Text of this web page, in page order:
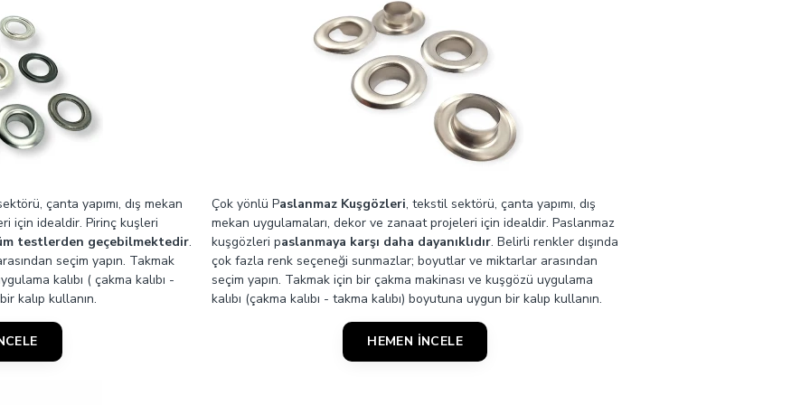
kuşgözleri; tekstil, deri, çanta, ayakkabı ve aksesuar üretimlerinde daha dayanıklı metal kuşgözü seçeneği arayan
benzeri uygulamalarda metal aksesuarın daha uzun süre düzgün görünmesi isteniyorsa paslanmaz malzeme seçimi
alanı, pul yapısı ve montaj kalıbı birlikte değerlendirilmelidir.
dekoratif delik, yan havalandırma alanı, gövde üzerinde metal detay ve bağlantı deliği olarak kullanılabilir.
deri çanta, kanvas çanta, kılıf ve aksesuar üretimlerinde 10 mm iç çap ölçüsü görünür ve kullanışlı bir geçiş alanı
çanta yapımı, dış mekan
için idealdir. Pirinç kuşleri
testlerden geçebilmektedir.
seçim yapın. Takmak
kalıbı ( çakma kalıbı -
kalıp kullanın.
Çok yönlü Paslanmaz Kuşgözleri, tekstil sektörü, çanta yapımı, dış
mekan uygulamaları, dekor ve zanaat projeleri için idealdir. Paslanmaz
kuşgözleri paslanmaya karşı daha dayanıklıdır. Belirli renkler dışında
çok fazla renk seçeneği sunmazlar; boyutlar ve miktarlar arasından
seçim yapın. Takmak için bir çakma makinası ve kuşgözü uygulama
kalıbı (çakma kalıbı - takma kalıbı) boyutuna uygun bir kalıp kullanın.
HEMEN İNCELE